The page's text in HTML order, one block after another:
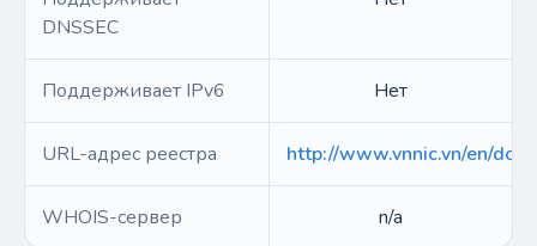
DNSSEC
Поддерживает IPv6 Нет
URL-адрес реестра http://www.vnnic.vn/en/
WHOIS-сервер n/a